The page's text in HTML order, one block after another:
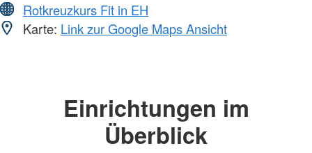
Rotkreuzkurs Fit in EH
Karte: Link zur Google Maps Ansicht
Einrichtungen im
Überblick